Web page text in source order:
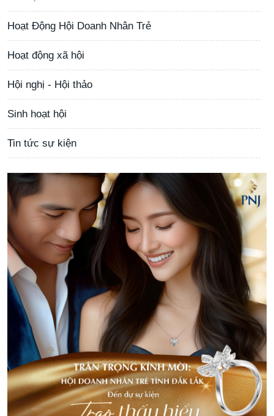
Hoạt Động Hội Doanh Nhân Trẻ
Hoạt động xã hội
Hội nghị - Hội thảo
Sinh hoạt hội
Tin tức sự kiện